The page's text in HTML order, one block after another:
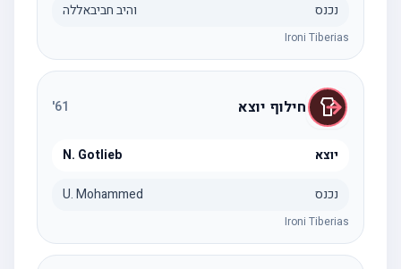
נכנס והיב חביבאללה
Ironi Tiberias
חילוף יוצא 61
'
יוצא N. Gotlieb
נכנס U. Mohammed
Ironi Tiberias